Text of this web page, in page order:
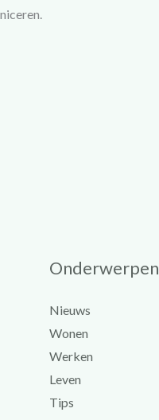
Onderwerpen
Nieuws
Wonen
Werken
Leven
Tips